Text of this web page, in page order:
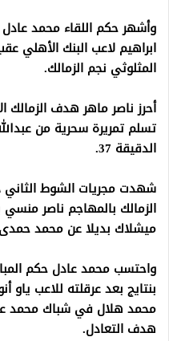
وأشهر حكم اللقاء محمد
ابراهيم لاعب البنك الأهلي
المثلوثي نجم الزمالك.
أحرز ناصر ماهر هدف الزمالك
تسلم تمريرة سحرية من
الدقيقة 37.
شهدت مجريات الشوط الثاني
الزمالك بالمهاجم ناصر منسي
ميشلاك بديلا عن محمد
واحتسب محمد عادل حكم
بنتايج بعد عرقلته للاعب ياو
محمد هلال في شباك محمد
هدف التعادل.